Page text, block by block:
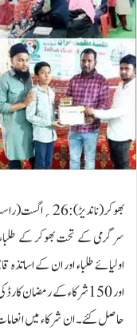
سرگرمی کے تحت بھوکر کے
حاصل کئے۔ ان شرکاء میں